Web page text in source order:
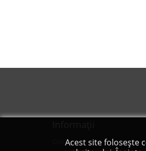
Contact
Acest site folosește